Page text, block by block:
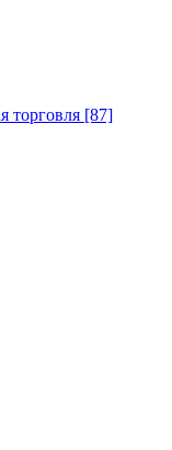
торговля [87]